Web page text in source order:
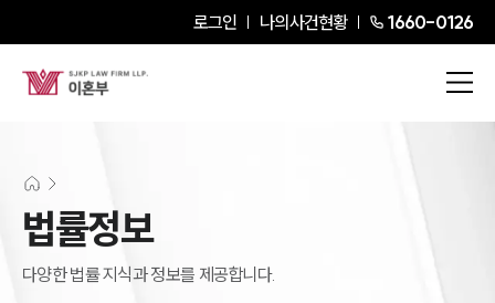
로그인 나의사건현황 1660-0126
법률정보
다양한 법률 지식과 정보를 제공합니다.